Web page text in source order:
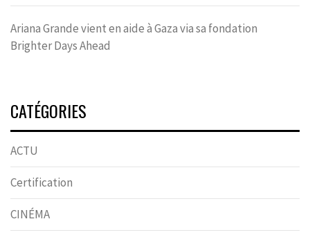
Ariana Grande vient en aide à Gaza via sa fondation
Brighter Days Ahead
CATÉGORIES
ACTU
Certification
CINÉMA